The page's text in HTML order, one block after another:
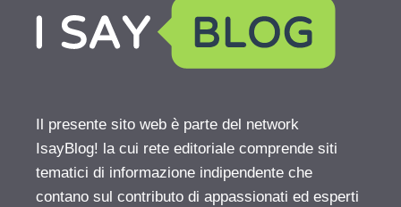
Il presente sito web è parte del network
IsayBlog! la cui rete editoriale comprende siti
tematici di informazione indipendente che
contano sul contributo di appassionati ed esperti